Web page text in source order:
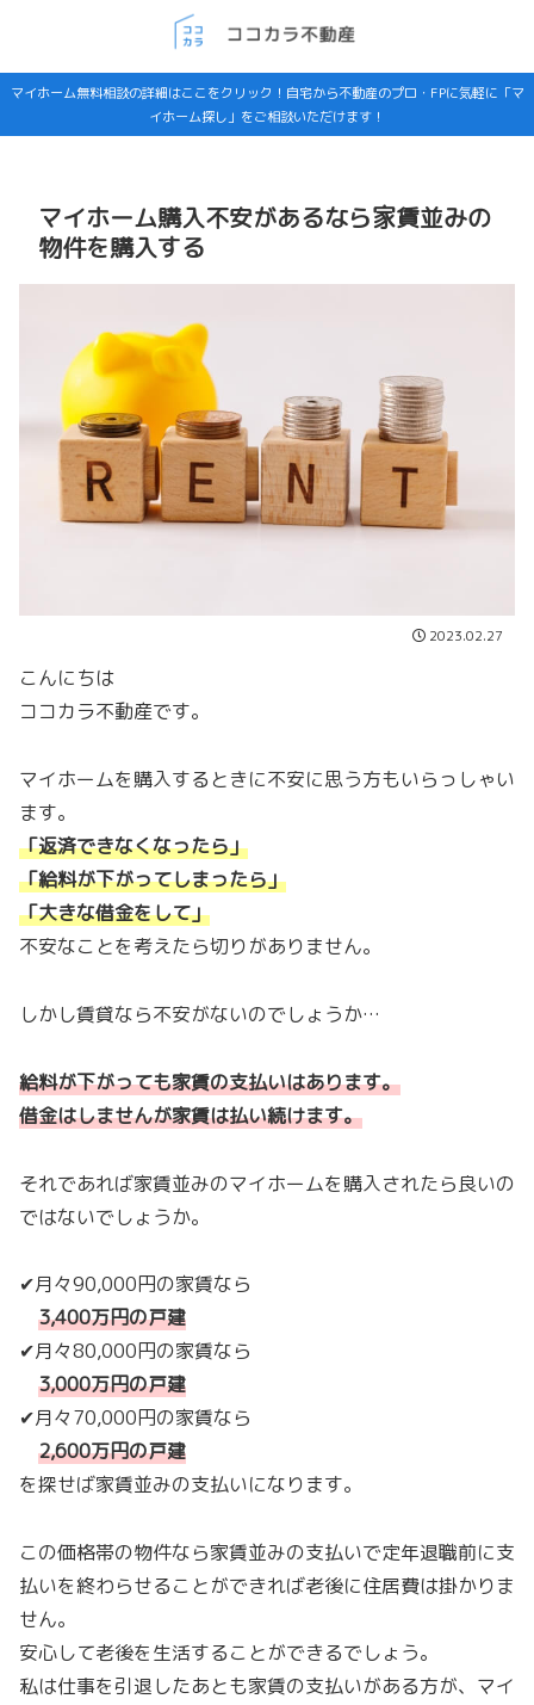
マイホーム無料相談の詳細はここをクリック！自宅から不動産のプロ・FPに気軽に「マ
イホーム探し」をご相談いただけます！
マイホーム購入不安があるなら家賃並みの
物件を購入する
2023.02.27
こんにちは
ココカラ不動産です。
マイホームを購入するときに不安に思う方もいらっしゃい
ます。
「返済できなくなったら」
「給料が下がってしまったら」
「大きな借金をして」
不安なことを考えたら切りがありません。
しかし賃貸なら不安がないのでしょうか…
給料が下がっても家賃の支払いはあります。
借金はしませんが家賃は払い続けます。
それであれば家賃並みのマイホームを購入されたら良いの
ではないでしょうか。
✔月々90,000円の家賃なら
3,400万円の戸建
✔月々80,000円の家賃なら
3,000万円の戸建
✔月々70,000円の家賃なら
2,600万円の戸建
を探せば家賃並みの支払いになります。
この価格帯の物件なら家賃並みの支払いで定年退職前に支
払いを終わらせることができれば老後に住居費は掛かりま
せん。
安心して老後を生活することができるでしょう。
私は仕事を引退したあとも家賃の支払いがある方が、マイ